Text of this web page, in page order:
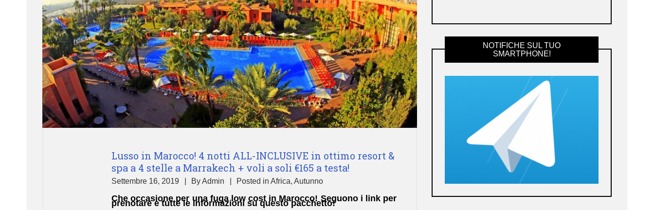
Lusso in Marocco! 4 notti ALL-INCLUSIVE in ottimo resort &
spa a 4 stelle a Marrakech + voli a soli €165 a testa!
Settembre 16, 2019 ByAdmin Posted in Africa, Autunno
Che occasione per una fuga low cost in Marocco! Seguono i link per
prenotare e tutte le informazioni su questo pacchetto!
NOTIFICHE SUL TUO
SMARTPHONE!